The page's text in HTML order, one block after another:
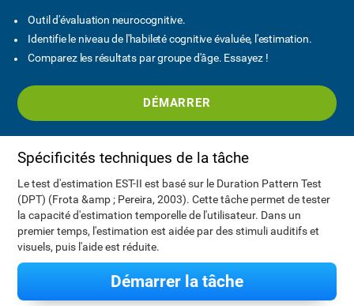
Outil d'évaluation neurocognitive.
Identifie le niveau de l'habileté cognitive évaluée, l'estimation.
Comparez les résultats par groupe d'âge. Essayez !
DÉMARRER
Spécificités techniques de la tâche
Le test d'estimation EST-II est basé sur le Duration Pattern Test
(DPT) (Frota &amp ; Pereira, 2003). Cette tâche permet de tester
la capacité d'estimation temporelle de l'utilisateur. Dans un
premier temps, l'estimation est aidée par des stimuli auditifs et
visuels, puis l'aide est réduite.
Démarrer la tâche